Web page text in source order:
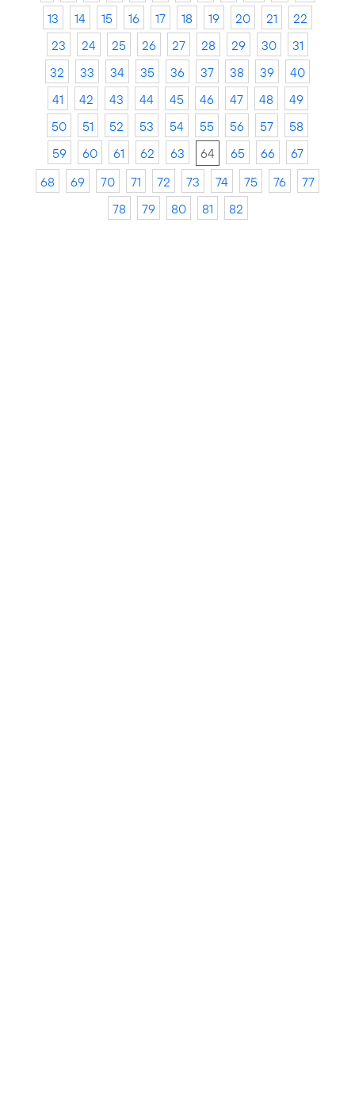
13
14 15 16 17 18 19 20 21
22
23
24 25 26 27 28 29 30
31
32
33 34 35 36 37 38 39
40
41
42 43 44 45 46 47 48
49
50
51 52 53 54 55 56 57
58
59
60 61 62 63 64 65 66
67
68
69 70 71 72 73 74 75 76
77
78
79 80 81 82